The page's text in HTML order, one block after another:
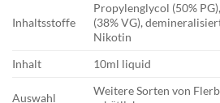
Inhaltsstoffe
Propylenglycol (50%
(38% VG),
Nikotin
Inhalt
10ml liquid
Auswahl
Weitere Sorten von